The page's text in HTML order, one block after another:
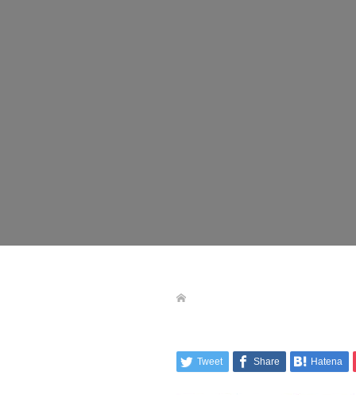
Tweet Share Hatena